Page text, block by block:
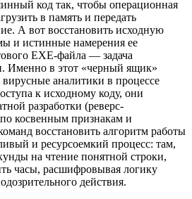
код так, чтобы операционная
в память и передать
А вот восстановить исходную
и истинные намерения ее
EXE-файла — задача
Именно в этот «черный ящик»
аналитики в процессе
к исходному коду, они
разработки (реверс-
косвенным признакам и
восстановить алгоритм работы
и ресурсоемкий процесс: там,
на чтение понятной строки,
часы, расшифровывая логику
действия.